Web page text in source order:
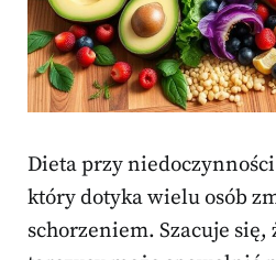
Dieta przy
który dotyka wielu osób
schorzeniem. Szacuje